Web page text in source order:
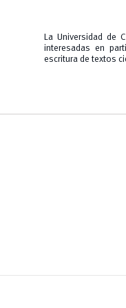
La Universidad de
interesadas en
escritura de textos